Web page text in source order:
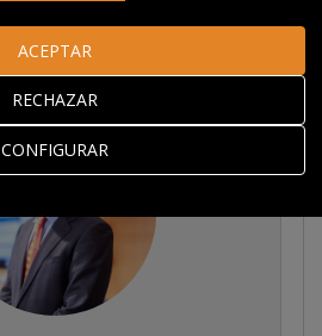
CONFIGURAR
RECHAZAR
ACEPTAR